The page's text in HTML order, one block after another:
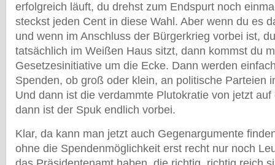
erfolgreich läuft, du drehst zum Endspurt noch
steckst jeden Cent in diese Wahl. Aber wenn du es
und wenn im Anschluss der Bürgerkrieg vorbei ist,
tatsächlich im Weißen Haus sitzt, dann kommst du
Gesetzesinitiative um die Ecke. Dann werden
Spenden, ob groß oder klein, an politische Parteien
Und dann ist die verdammte Plutokratie von jetzt
dann ist der Spuk endlich vorbei.
Klar, da kann man jetzt auch Gegenargumente
ohne die Spendenmöglichkeit erst recht nur noch